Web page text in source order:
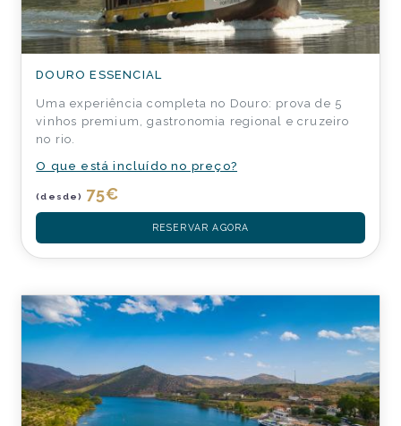
DOURO ESSENCIAL
Uma experiência completa no Douro: prova de 5
vinhos premium, gastronomia regional e cruzeiro
no rio.
O que está incluído no preço?
(desde) 75€
RESERVAR AGORA